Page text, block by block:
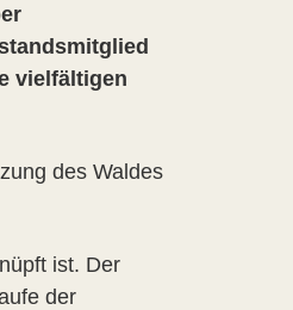
vielfältigen
des Waldes
ist. Der
der